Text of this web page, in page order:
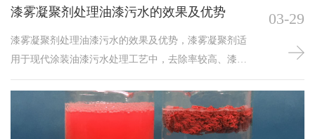
漆雾凝聚剂处理油漆污水的效果及优势
漆雾凝聚剂处理油漆污水的效果及优势，漆雾凝聚剂适
用于现代涂装油漆污水处理工艺中，去除率较高、漆渣
凝聚较为紧密、水质较为澄清；处理后可达到漆水分离
的目的，从而延长循环水的使用周期。
03-29